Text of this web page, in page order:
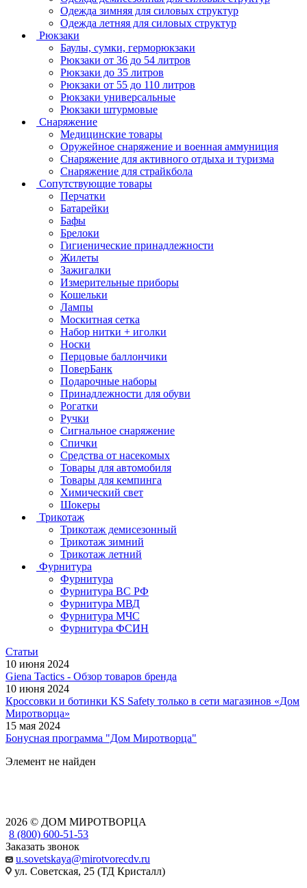
Одежда зимняя для силовых структур
Одежда летняя для силовых структур
Рюкзаки
Баулы, сумки, герморюкзаки
Рюкзаки от 36 до 54 литров
Рюкзаки до 35 литров
Рюкзаки от 55 до 110 литров
Рюкзаки универсальные
Рюкзаки штурмовые
Снаряжение
Медицинские товары
Оружейное снаряжение и военная аммуниция
Снаряжение для активного отдыха и туризма
Снаряжение для страйкбола
Сопутствующие товары
Перчатки
Батарейки
Бафы
Брелоки
Гигиенические принадлежности
Жилеты
Зажигалки
Измерительные приборы
Кошельки
Лампы
Москитная сетка
Набор нитки + иголки
Носки
Перцовые баллончики
ПоверБанк
Подарочные наборы
Принадлежности для обуви
Рогатки
Ручки
Сигнальное снаряжение
Спички
Средства от насекомых
Товары для автомобиля
Товары для кемпинга
Химический свет
Шокеры
Трикотаж
Трикотаж демисезонный
Трикотаж зимний
Трикотаж летний
Фурнитура
Фурнитура
Фурнитура ВС РФ
Фурнитура МВД
Фурнитура МЧС
Фурнитура ФСИН
Статьи
10 июня 2024
Giena Tactics - Обзор товаров бренда
10 июня 2024
Кроссовки и ботинки KS Safety только в сети магазинов «Дом
Миротворца»
15 мая 2024
Бонусная программа "Дом Миротворца"
Элемент не найден
2026 © ДОМ МИРОТВОРЦА
8 (800) 600-51-53
Заказать звонок
u.sovetskaya@mirotvorecdv.ru
ул. Советская, 25 (ТД Кристалл)